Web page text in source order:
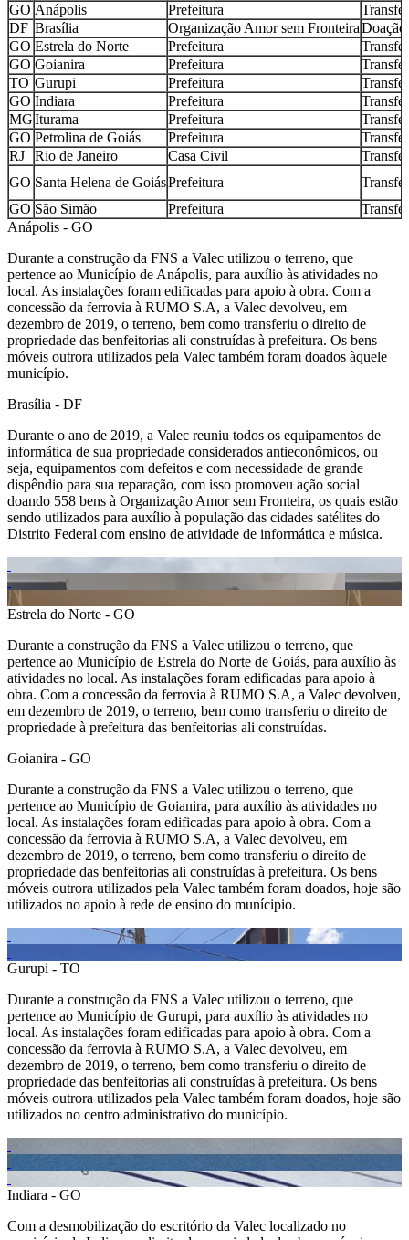
GO Anápolis Prefeitura
DF Brasília Organização Amor sem FronteiraDoação
GO Estrela do Norte Prefeitura
GO Goianira Prefeitura
TO Gurupi Prefeitura
GO Indiara Prefeitura
MGIturama Prefeitura
GO Petrolina de Goiás Prefeitura
RJ
Rio de Janeiro Casa Civil
GO Santa Helena de GoiásPrefeitura
GO São Simão Prefeitura
Anápolis - GO
Durante a construção da FNS a Valec utilizou o terreno, que
pertence ao Município de Anápolis, para auxílio às atividades no
local. As instalações foram edificadas para apoio à obra. Com a
concessão da ferrovia à RUMO S.A, a Valec devolveu, em
dezembro de 2019, o terreno, bem como transferiu o direito de
propriedade das benfeitorias ali construídas à prefeitura. Os bens
móveis outrora utilizados pela Valec também foram doados àquele
município.
Brasília - DF
Durante o ano de 2019, a Valec reuniu todos os equipamentos de
informática de sua propriedade considerados antieconômicos, ou
seja, equipamentos com defeitos e com necessidade de grande
dispêndio para sua reparação, com isso promoveu ação social
doando 558 bens à Organização Amor sem Fronteira, os quais estão
sendo utilizados para auxílio à população das cidades satélites do
Distrito Federal com ensino de atividade de informática e música.
Estrela do Norte - GO
Durante a construção da FNS a Valec utilizou o terreno, que
pertence ao Município de Estrela do Norte de Goiás, para auxílio às
atividades no local. As instalações foram edificadas para apoio à
obra. Com a concessão da ferrovia à RUMO S.A, a Valec devolveu,
em dezembro de 2019, o terreno, bem como transferiu o direito de
propriedade à prefeitura das benfeitorias ali construídas.
Goianira - GO
Durante a construção da FNS a Valec utilizou o terreno, que
pertence ao Município de Goianira, para auxílio às atividades no
local. As instalações foram edificadas para apoio à obra. Com a
concessão da ferrovia à RUMO S.A, a Valec devolveu, em
dezembro de 2019, o terreno, bem como transferiu o direito de
propriedade das benfeitorias ali construídas à prefeitura. Os bens
móveis outrora utilizados pela Valec também foram doados, hoje são
utilizados no apoio à rede de ensino do munícipio.
Gurupi - TO
Durante a construção da FNS a Valec utilizou o terreno, que
pertence ao Município de Gurupi, para auxílio às atividades no
local. As instalações foram edificadas para apoio à obra. Com a
concessão da ferrovia à RUMO S.A, a Valec devolveu, em
dezembro de 2019, o terreno, bem como transferiu o direito de
propriedade das benfeitorias ali construídas à prefeitura. Os bens
móveis outrora utilizados pela Valec também foram doados, hoje são
utilizados no centro administrativo do município.
Indiara - GO
Com a desmobilização do escritório da Valec localizado no